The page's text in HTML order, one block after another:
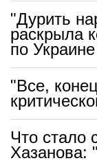
"Дурить
раскрыла
по Украине
"Все,
Что стало
Хазанова: